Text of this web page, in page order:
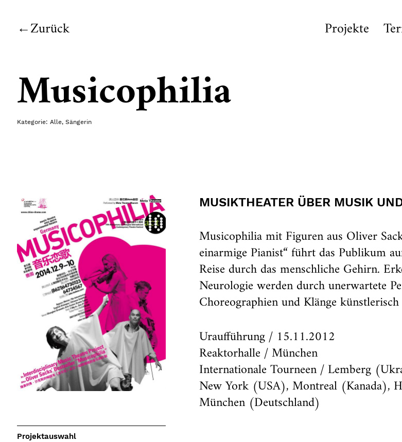
Zurück Projekte
Musicophilia
Kategorie: Alle, Sängerin
MUSIKTHEATER ÜBER MUSIK
Musicophilia mit Figuren aus Oliver
einarmige Pianist“ führt das Publikum
Reise durch das menschliche Gehirn.
Neurologie werden durch unerwartete
Choreographien und Klänge
Uraufführung / 15.11.2012
Reaktorhalle / München
Internationale Tourneen / Lemberg
New York (USA), Montreal (Kanada),
München (Deutschland)
Projektauswahl